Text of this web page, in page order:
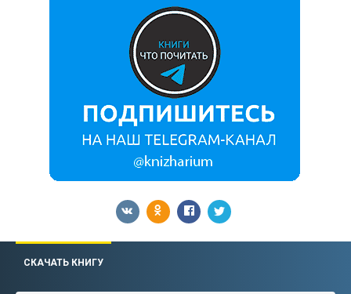
СКАЧАТЬ КНИГУ